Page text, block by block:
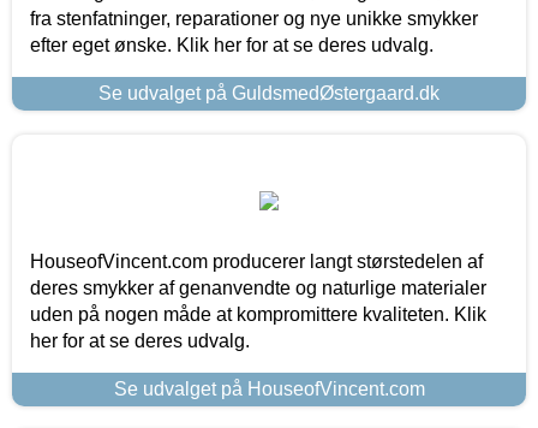
fra stenfatninger, reparationer og nye unikke smykker
efter eget ønske. Klik her for at se deres udvalg.
Se udvalget på GuldsmedØstergaard.dk
HouseofVincent.com producerer langt størstedelen af
deres smykker af genanvendte og naturlige materialer
uden på nogen måde at kompromittere kvaliteten. Klik
her for at se deres udvalg.
Se udvalget på HouseofVincent.com